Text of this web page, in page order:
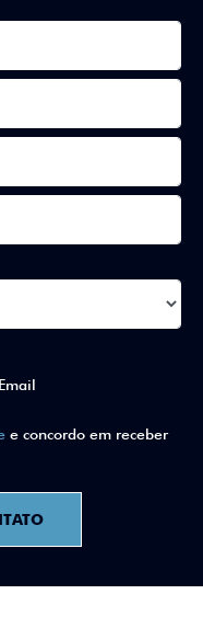
Email
e concordo em receber